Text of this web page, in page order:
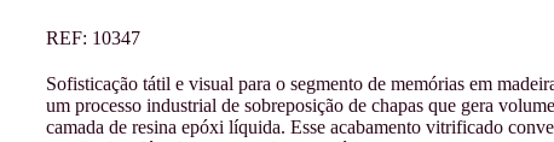
REF: 10347
Sofisticação tátil e visual para o segmento de memórias em
um processo industrial de sobreposição de chapas que gera
camada de resina epóxi líquida. Esse acabamento vitrificado